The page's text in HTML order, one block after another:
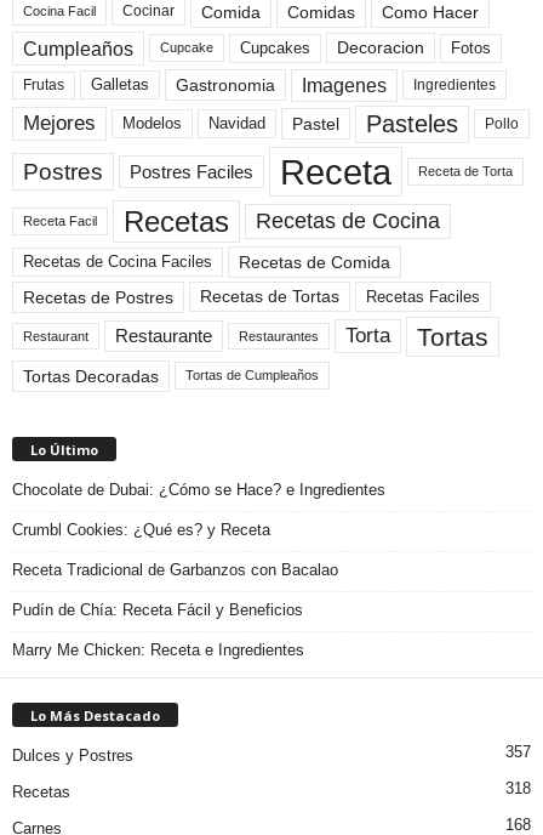
Cocina Facil Cocinar Comida Comidas Como Hacer
Cumpleaños Cupcake Cupcakes Decoracion Fotos
Frutas Galletas Gastronomia Imagenes Ingredientes
Mejores Modelos Navidad Pastel Pasteles Pollo
Postres Postres Faciles Receta Receta de Torta
Receta Facil Recetas Recetas de Cocina
Recetas de Cocina Faciles
Recetas de Comida
Recetas de Postres
Recetas de Tortas Recetas Faciles
Restaurant Restaurante Restaurantes Torta Tortas
Tortas Decoradas Tortas de Cumpleaños
Lo Último
Chocolate de Dubai: ¿Cómo se Hace? e Ingredientes
Crumbl Cookies: ¿Qué es? y Receta
Receta Tradicional de Garbanzos con Bacalao
Pudín de Chía: Receta Fácil y Beneficios
Marry Me Chicken: Receta e Ingredientes
Lo Más Destacado
Dulces y Postres 357
Recetas 318
Carnes 168